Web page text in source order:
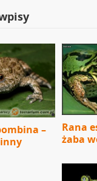
–
Rana
żaba